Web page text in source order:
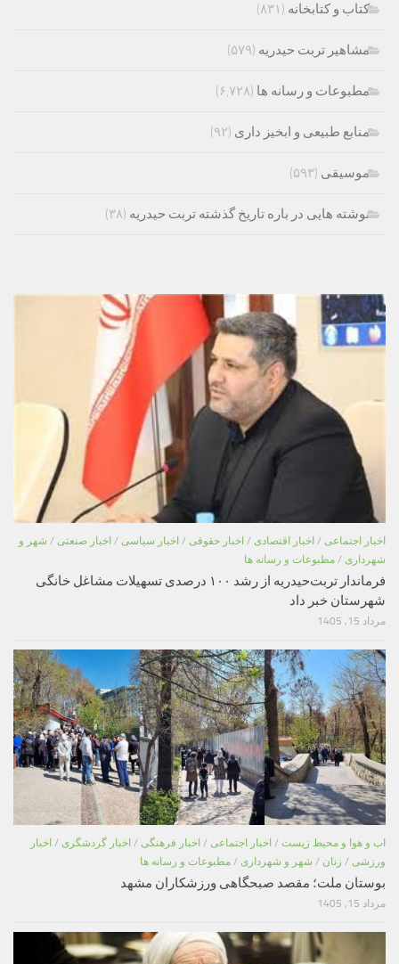
کتاب و کتابخانه (۸۳۱)
مشاهیر تربت حیدریه (۵۷۹)
مطبوعات و رسانه ها (۶,۷۲۸)
منابع طبیعی و ابخیز داری (۹۲)
موسیقی (۵۹۳)
نوشته هایی در باره تاریخ گذشته تربت حیدریه (۳۸)
اخبار اجتماعی / اخبار اقتصادی / اخبار حقوقی / اخبار سیاسی / اخبار صنعتی / شهر و
شهرداری / مطبوعات و رسانه ها
فرماندار تربت‌حیدریه از رشد ۱۰۰ درصدی تسهیلات مشاغل خانگی
شهرستان خبر داد
مرداد 15, 1405
اب و هوا و محیط زیست / اخبار اجتماعی / اخبار فرهنگی / اخبار گردشگری / اخبار
ورزشی / زنان / شهر و شهرداری / مطبوعات و رسانه ها
بوستان ملت؛ مقصد صبحگاهی ورزشکاران مشهد
مرداد 15, 1405